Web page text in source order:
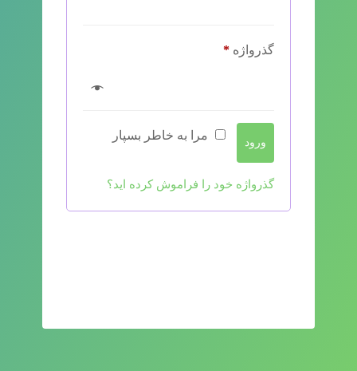
گذرواژه *الزامی
مرا به خاطر بسپار
ورود
گذرواژه خود را فراموش کرده اید؟